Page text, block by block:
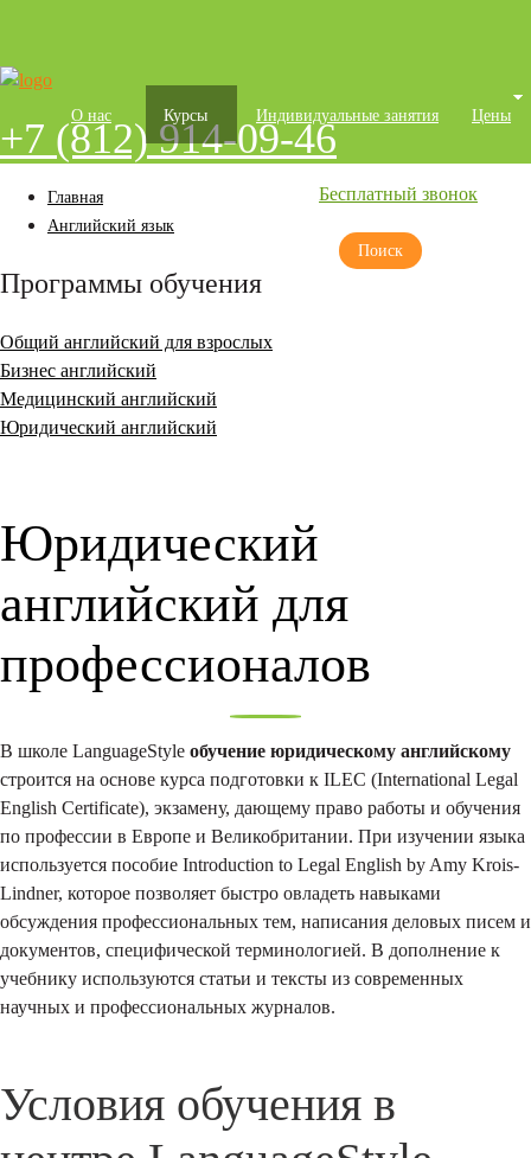
О нас Курсы Индивидуальные занятия Цены
+7 (812) 914-09-46
Бесплатный звонок
Главная
Английский язык
Программы обучения
Общий английский для взрослых
Бизнес английский
Медицинский английский
Юридический английский
Юридический
английский для
профессионалов
В школе LanguageStyle обучение юридическому английскому
строится на основе курса подготовки к ILEC (International Legal
English Certificate), экзамену, дающему право работы и обучения
по профессии в Европе и Великобритании. При изучении языка
используется пособие Introduction to Legal English by Amy Krois-
Lindner, которое позволяет быстро овладеть навыками
обсуждения профессиональных тем, написания деловых писем и
документов, специфической терминологией. В дополнение к
учебнику используются статьи и тексты из современных
научных и профессиональных журналов.
Условия обучения в